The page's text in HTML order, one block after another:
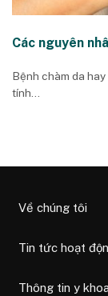
Các nguyên
Bệnh chàm da
tính...
Về chúng tôi
Tin tức hoạt
Thông tin y khoa